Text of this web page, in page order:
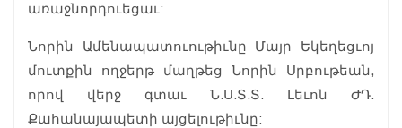
առաջնորդուեցաւ:
Նորին Ամենապատուութիւնը Մայր Եկեղեցւոյ
մուտքին ողջերթ մաղթեց Նորին Սրբութեան,
որով վերջ գտաւ Ն.Ս.Տ.Տ. Լեւոն ԺԴ.
Քահանայապետի այցելութիւնը: